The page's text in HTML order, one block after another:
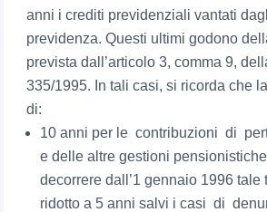
anni i crediti previdenziali vantati
previdenza. Questi ultimi godono
prevista dall’articolo 3, comma 9,
335/1995. In tali casi, si ricorda che
di:
10 anni per le contribuzioni di
e delle altre gestioni
decorrere dall’1 gennaio 1996 tale
ridotto a 5 anni salvi i casi di